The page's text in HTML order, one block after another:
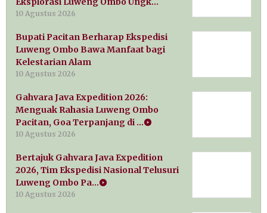
10 Agustus 2026
Bupati Pacitan Berharap Ekspedisi
Luweng Ombo Bawa Manfaat bagi
Kelestarian Alam
10 Agustus 2026
Gahvara Java Expedition 2026:
Menguak Rahasia Luweng Ombo
Pacitan, Goa Terpanjang di …
10 Agustus 2026
Bertajuk Gahvara Java Expedition
2026, Tim Ekspedisi Nasional Telusuri
Luweng Ombo Pa…
10 Agustus 2026